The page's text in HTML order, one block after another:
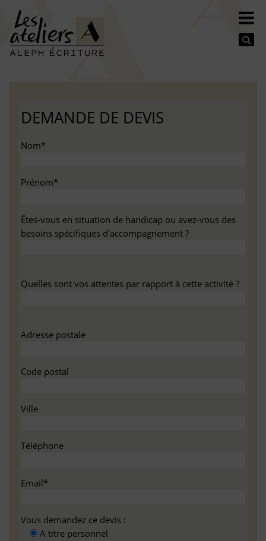
DEMANDE DE DEVIS
Nom*
Prénom*
Êtes-vous en situation de handicap ou avez-vous des
besoins spécifiques d'accompagnement ?
Quelles sont vos attentes par rapport à cette activité ?
Adresse postale
Code postal
Ville
Téléphone
Email*
Vous demandez ce devis :
A titre personnel